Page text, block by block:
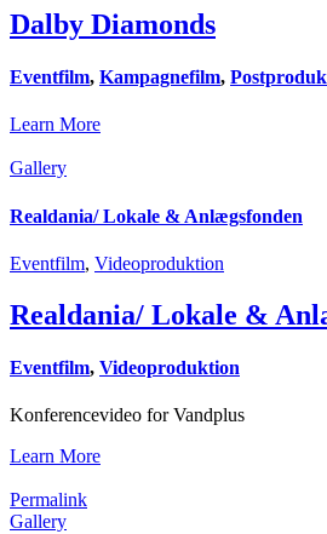
Dalby Diamonds
Eventfilm, Kampagnefilm,
Learn More
Gallery
Realdania/ Lokale & Anlægsfonden
Eventfilm, Videoproduktion
Realdania/ Lokale &
Eventfilm, Videoproduktion
Konferencevideo for Vandplus
Learn More
Permalink
Gallery